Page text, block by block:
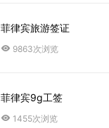
菲律宾旅游签证
9863次浏览
菲律宾9g工签
1455次浏览